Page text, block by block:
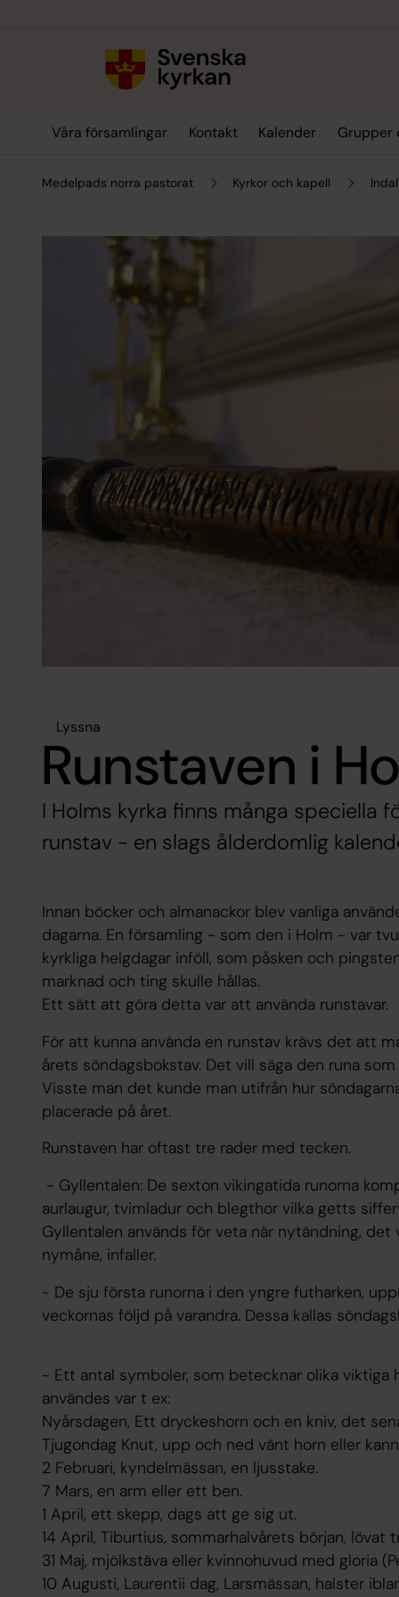
Våra församlingar Kontakt Kalender Grupper
Medelpads norra pastorat Kyrkor och kapell
Lyssna
Runstaven i
I Holms kyrka finns många speciella
runstav - en slags ålderdomlig
Innan böcker och almanackor blev vanliga
dagarna. En församling - som den i Holm - var
kyrkliga helgdagar inföll, som påsken och
marknad och ting skulle hållas.
Ett sätt att göra detta var att använda runstavar.
För att kunna använda en runstav krävs det att
årets söndagsbokstav. Det vill säga den runa
Visste man det kunde man utifrån hur
placerade på året.
Runstaven har oftast tre rader med tecken.
- Gyllentalen: De sexton vikingatida runorna
aurlaugur, tvimladur och blegthor vilka getts
Gyllentalen används för veta när nytändning, det
nymåne, infaller.
- De sju första runorna i den yngre futharken,
veckornas följd på varandra. Dessa kallas
- Ett antal symboler, som betecknar olika viktiga
användes var t ex:
Nyårsdagen, Ett dryckeshorn och en kniv, det
Tjugondag Knut, upp och ned vänt horn eller
2 Februari, kyndelmässan, en ljusstake.
7 Mars, en arm eller ett ben.
1 April, ett skepp, dags att ge sig ut.
14 April, Tiburtius, sommarhalvårets början, lövat
31 Maj, mjölkstäva eller kvinnohuvud med gloria
10 Augusti, Laurentii dag, Larsmässan, halster